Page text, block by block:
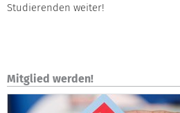
Studierenden weiter!
Mitglied werden!